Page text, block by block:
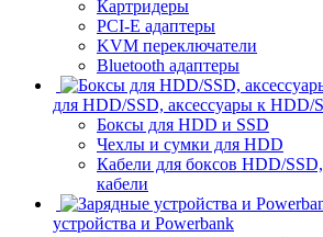
Картридеры
PCI-E адаптеры
KVM переключатели
Bluetooth адаптеры
для HDD/SSD, аксессуары к HDD/
Боксы для HDD и SSD
Чехлы и сумки для HDD
Кабели для боксов HDD/
кабели
устройства и Powerbank